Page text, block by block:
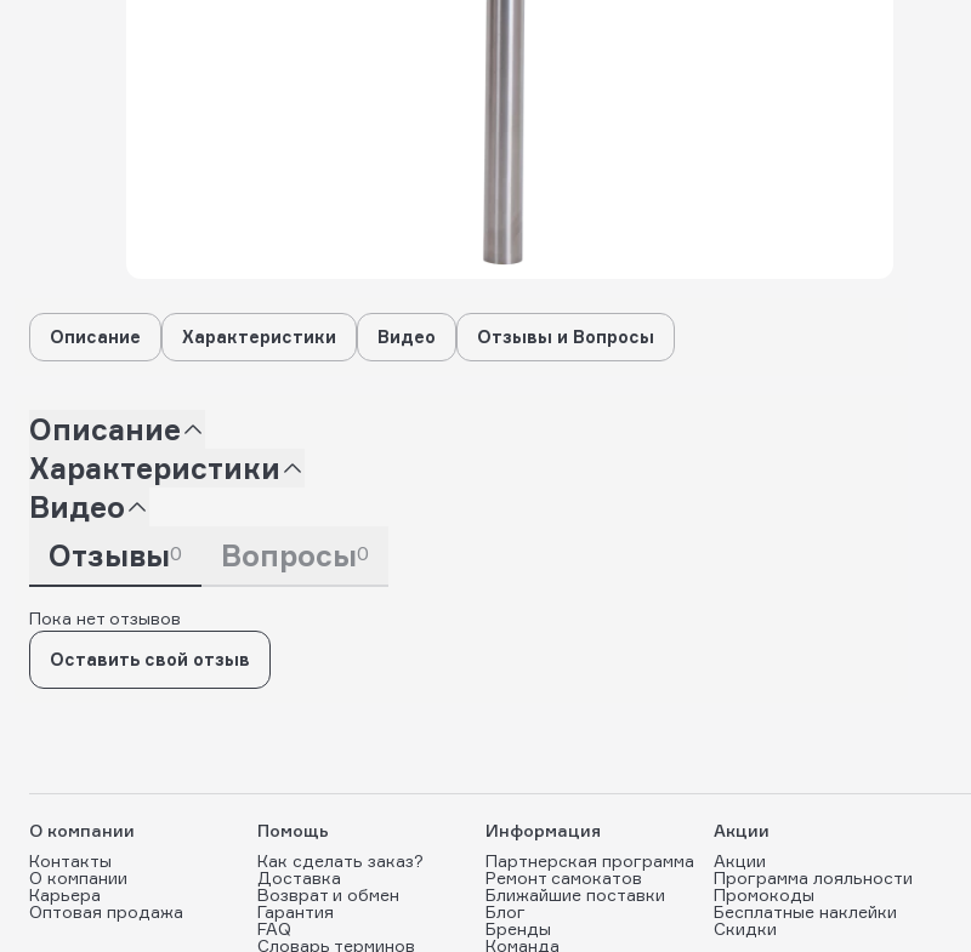
Описание Характеристики Видео Отзывы и Вопросы
Описание
Характеристики
Видео
Отзывы0 Вопросы0
Пока нет отзывов
Оставить свой отзыв
О компании
Контакты
О компании
Карьера
Оптовая продажа
Помощь
Как сделать заказ?
Доставка
Возврат и обмен
Гарантия
FAQ
Словарь терминов
Информация
Партнерская программа
Ремонт самокатов
Ближайшие поставки
Блог
Бренды
Команда
Акции
Акции
Программа лояльности
Промокоды
Бесплатные наклейки
Скидки